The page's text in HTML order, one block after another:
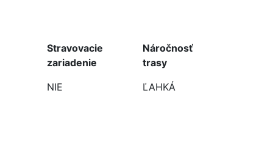
Stravovacie
zariadenie
NIE
Náročnosť
trasy
ĽAHKÁ